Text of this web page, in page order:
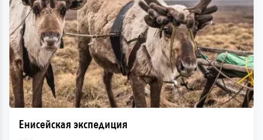
Енисейская экспедиция